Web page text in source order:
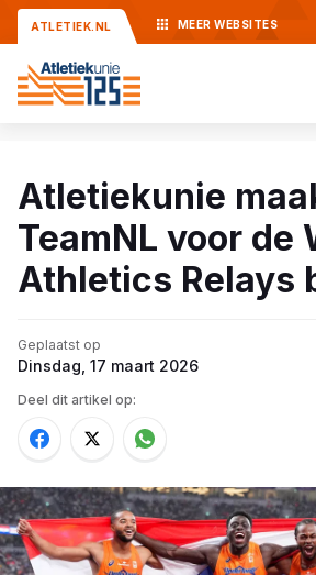
ATLETIEK.NL MEER WEBSITES
Atletiekunie
TeamNL voor de
Athletics Relays
Geplaatst op
Dinsdag, 17 maart 2026
Deel dit artikel op: